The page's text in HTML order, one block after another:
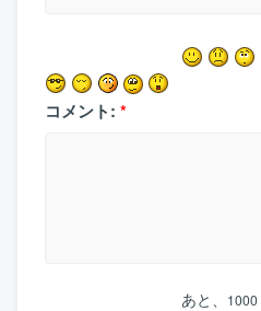
コメント: *
あと、 1000